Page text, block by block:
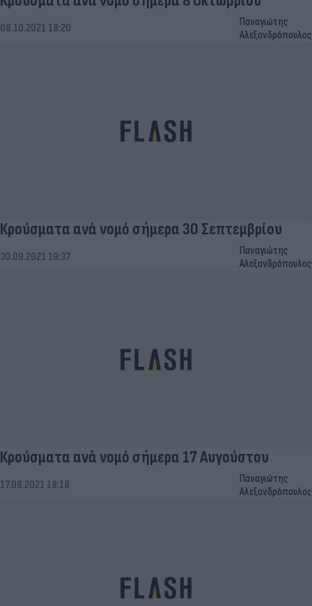
08.10.2021 18:20
Παναγιώτης
Αλεξανδρόπουλος
Κρούσματα ανά νομό σήμερα 30 Σεπτεμβρίου
30.09.2021 19:37
Παναγιώτης
Αλεξανδρόπουλος
Κρούσματα ανά νομό σήμερα 17 Αυγούστου
17.08.2021 18:18
Παναγιώτης
Αλεξανδρόπουλος